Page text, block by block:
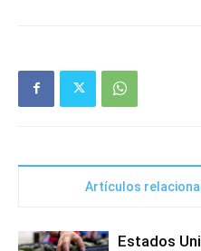
Artículos
Estados